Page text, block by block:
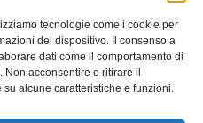
tecnologie come i cookie per
del dispositivo. Il consenso a
dati come il comportamento di
acconsentire o ritirare il
alcune caratteristiche e funzioni.